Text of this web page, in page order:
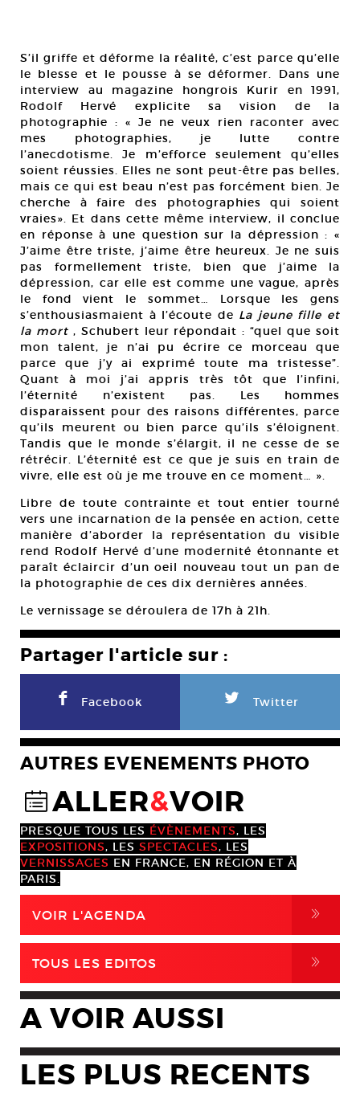
S’il griffe et déforme la réalité, c’est parce qu’elle
le blesse et le pousse à se déformer. Dans une
interview au magazine hongrois Kurir en 1991,
Rodolf Hervé explicite sa vision de la
photographie : « Je ne veux rien raconter avec
mes photographies, je lutte contre
l’anecdotisme. Je m’efforce seulement qu’elles
soient réussies. Elles ne sont peut-être pas belles,
mais ce qui est beau n’est pas forcément bien. Je
cherche à faire des photographies qui soient
vraies». Et dans cette même interview, il conclue
en réponse à une question sur la dépression : «
J’aime être triste, j’aime être heureux. Je ne suis
pas formellement triste, bien que j’aime la
dépression, car elle est comme une vague, après
le fond vient le sommet… Lorsque les gens
s’enthousiasmaient à l’écoute de La jeune fille et
la mort, Schubert leur répondait : “quel que soit
mon talent, je n’ai pu écrire ce morceau que
parce que j’y ai exprimé toute ma tristesse”.
Quant à moi j’ai appris très tôt que l’infini,
l’éternité n’existent pas. Les hommes
disparaissent pour des raisons différentes, parce
qu’ils meurent ou bien parce qu’ils s’éloignent.
Tandis que le monde s’élargit, il ne cesse de se
rétrécir. L’éternité est ce que je suis en train de
vivre, elle est où je me trouve en ce moment… ».
Libre de toute contrainte et tout entier tourné
vers une incarnation de la pensée en action, cette
manière d’aborder la représentation du visible
rend Rodolf Hervé d’une modernité étonnante et
paraît éclaircir d’un oeil nouveau tout un pan de
la photographie de ces dix dernières années.
Le vernissage se déroulera de 17h à 21h.
Partager l'article sur :
F Facebook L Twitter
AUTRES EVENEMENTS PHOTO
@ALLER&VOIR
PRESQUE TOUS LES ÉVÈNEMENTS, LES
EXPOSITIONS, LES SPECTACLES, LES
VERNISSAGES EN FRANCE, EN RÉGION ET À
PARIS.
VOIR L'AGENDA ,
TOUS LES EDITOS ,
A VOIR AUSSI
LES PLUS RECENTS